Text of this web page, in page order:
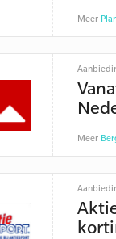
Meer
Meer